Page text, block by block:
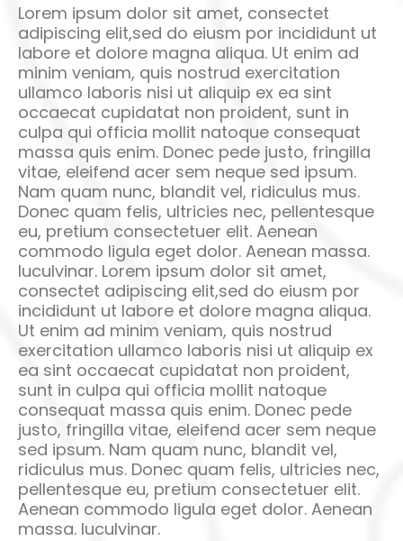
Lorem ipsum dolor sit amet, consectet
adipiscing elit,sed do eiusm por incididunt ut
labore et dolore magna aliqua. Ut enim ad
minim veniam, quis nostrud exercitation
ullamco laboris nisi ut aliquip ex ea sint
occaecat cupidatat non proident, sunt in
culpa qui officia mollit natoque consequat
massa quis enim. Donec pede justo, fringilla
vitae, eleifend acer sem neque sed ipsum.
Nam quam nunc, blandit vel, ridiculus mus.
Donec quam felis, ultricies nec, pellentesque
eu, pretium consectetuer elit. Aenean
commodo ligula eget dolor. Aenean massa.
luculvinar. Lorem ipsum dolor sit amet,
consectet adipiscing elit,sed do eiusm por
incididunt ut labore et dolore magna aliqua.
Ut enim ad minim veniam, quis nostrud
exercitation ullamco laboris nisi ut aliquip ex
ea sint occaecat cupidatat non proident,
sunt in culpa qui officia mollit natoque
consequat massa quis enim. Donec pede
justo, fringilla vitae, eleifend acer sem neque
sed ipsum. Nam quam nunc, blandit vel,
ridiculus mus. Donec quam felis, ultricies nec,
pellentesque eu, pretium consectetuer elit.
Aenean commodo ligula eget dolor. Aenean
massa. luculvinar.